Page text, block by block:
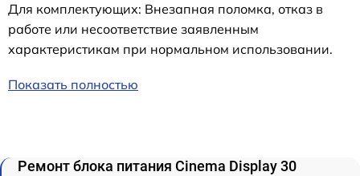
Для комплектующих: Внезапная поломка, отказ в
работе или несоответствие заявленным
характеристикам при нормальном использовании.
Показать полностью
Ремонт блока питания Cinema Display 30